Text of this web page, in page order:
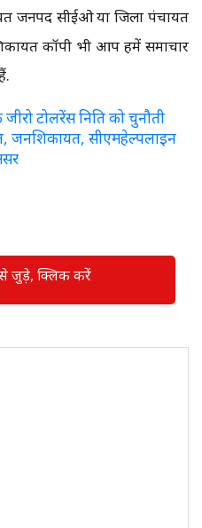
जनपद सीईओ या जिला पंचायत
कॉपी भी आप हमें समाचार
जीरो टोलरेंस निति को चुनौती
जनशिकायत, सीएमहेल्पलाइन
से जुड़े, क्लिक करें